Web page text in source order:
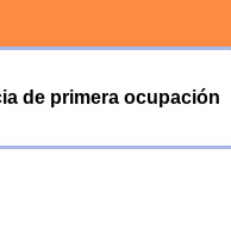
de primera ocupación